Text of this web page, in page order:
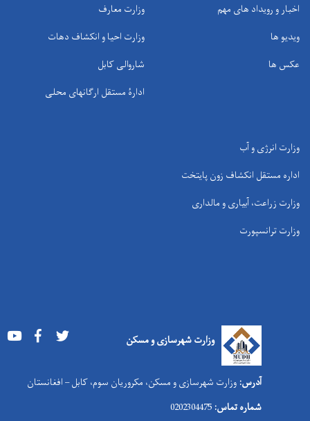
اخبار و رویداد های مهم
ویدیو ها
عکس ها
وزارت معارف
وزارت احیا و انکشاف دهات
شاروالی کابل
ادارۀ مستقل ارگانهای محلی
وزارت انرژی و آب
اداره مستقل انکشاف زون پایتخت
وزارت زراعت، آبیاری و مالداری
وزارت ترانسپورت
وزارت شهرسازی و مسکن Youtube Facebook
آدرس: وزارت شهرسازی و مسکن، مکروریان سوم، کابل – افغانستان
شماره تماس: